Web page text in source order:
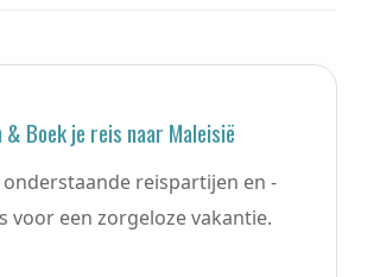
& Boek je reis naar Maleisië
reispartijen en -
voor een zorgeloze vakantie.